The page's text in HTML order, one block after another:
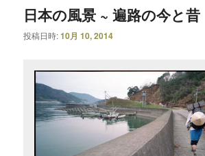
日本の風景 ~ 遍路の今と昔
投稿日時:10月 10, 2014